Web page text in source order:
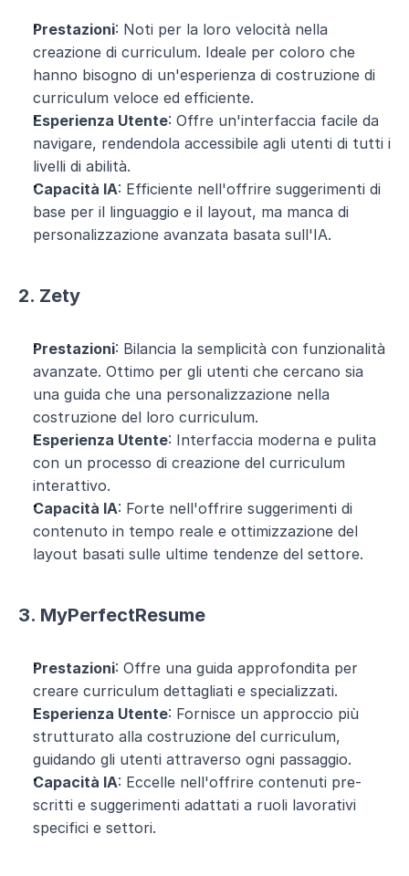
Prestazioni: Noti per la loro velocità nella
creazione di curriculum. Ideale per coloro che
hanno bisogno di un'esperienza di costruzione di
curriculum veloce ed efficiente.
Esperienza Utente: Offre un'interfaccia facile da
navigare, rendendola accessibile agli utenti di tutti i
livelli di abilità.
Capacità IA: Efficiente nell'offrire suggerimenti di
base per il linguaggio e il layout, ma manca di
personalizzazione avanzata basata sull'IA.
2. Zety
Prestazioni: Bilancia la semplicità con funzionalità
avanzate. Ottimo per gli utenti che cercano sia
una guida che una personalizzazione nella
costruzione del loro curriculum.
Esperienza Utente: Interfaccia moderna e pulita
con un processo di creazione del curriculum
interattivo.
Capacità IA: Forte nell'offrire suggerimenti di
contenuto in tempo reale e ottimizzazione del
layout basati sulle ultime tendenze del settore.
3. MyPerfectResume
Prestazioni: Offre una guida approfondita per
creare curriculum dettagliati e specializzati.
Esperienza Utente: Fornisce un approccio più
strutturato alla costruzione del curriculum,
guidando gli utenti attraverso ogni passaggio.
Capacità IA: Eccelle nell'offrire contenuti pre-
scritti e suggerimenti adattati a ruoli lavorativi
specifici e settori.